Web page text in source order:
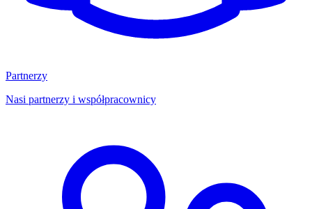
Partnerzy
Nasi partnerzy i współpracownicy